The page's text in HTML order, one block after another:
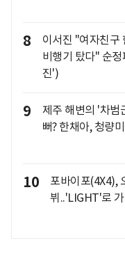
8
이서진 "여자친구
비행기 탔다" 순
진')
9
제주 해변의 '차범
뻐? 한채아, 청량
10
포바이포(4X4),
뷔..'LIGHT'로